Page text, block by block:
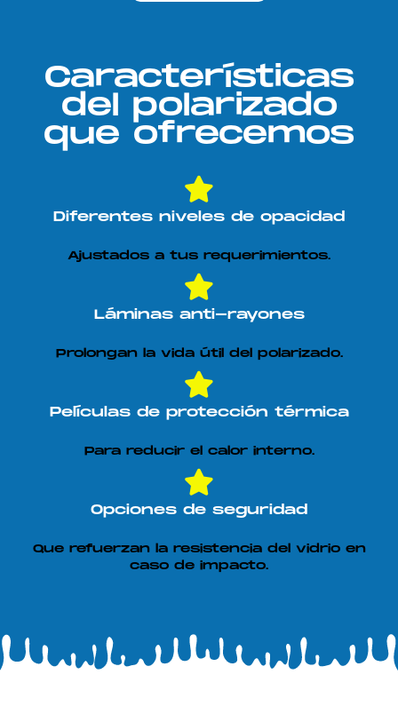
Características
del polarizado
que ofrecemos
Diferentes niveles de opacidad
Ajustados a tus requerimientos.
Láminas anti-rayones
Prolongan la vida útil del polarizado.
Películas de protección térmica
Para reducir el calor interno.
Opciones de seguridad
Que refuerzan la resistencia del vidrio en
caso de impacto.